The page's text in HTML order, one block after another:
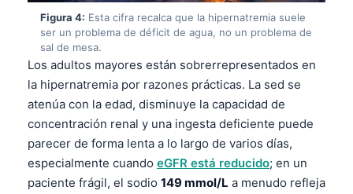
Figura 4: Esta cifra recalca que la hipernatremia suele
ser un problema de déficit de agua, no un problema de
sal de mesa.
Los adultos mayores están sobrerrepresentados en
la hipernatremia por razones prácticas. La sed se
atenúa con la edad, disminuye la capacidad de
concentración renal y una ingesta deficiente puede
parecer de forma lenta a lo largo de varios días,
especialmente cuando eGFR está reducido; en un
paciente frágil, el sodio 149 mmol/L a menudo refleja